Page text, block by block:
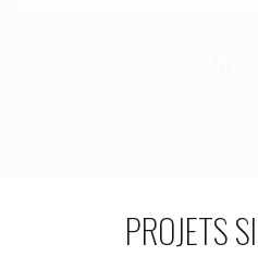
PROJETS